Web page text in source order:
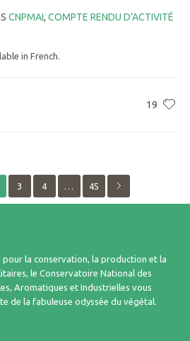
CNPMAI, COMPTE RENDU D'ACTIVITÉ
in French.
19
3 4 … 45
pour la conservation, la production et la
le Conservatoire National des
Aromatiques et Industrielles vous
de la fabuleuse odyssée du végétal.